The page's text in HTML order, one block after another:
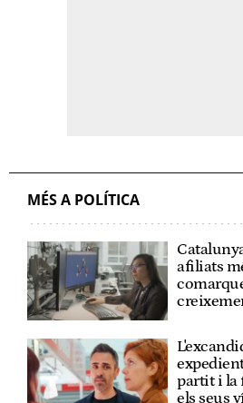
MÉS A POLÍTICA
afiliats
partit i la
els seus